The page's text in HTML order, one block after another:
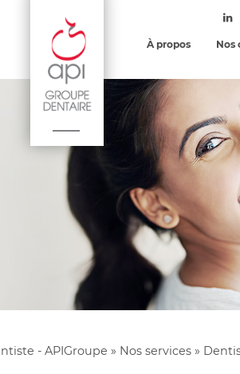
À propos Nos
- APIGroupe » Nos services »